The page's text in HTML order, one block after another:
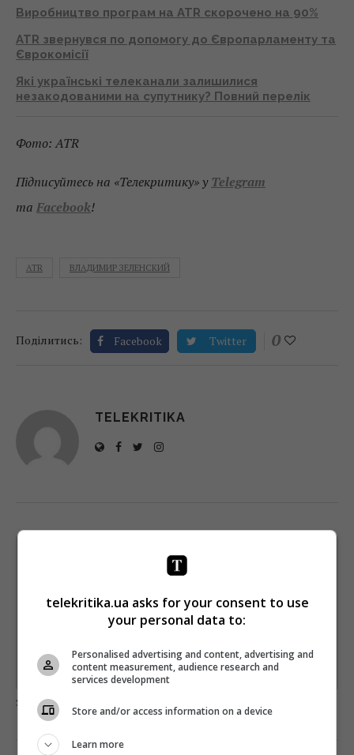
Виробництво програм на ATR скорочено на 90%
ATR звернувся по допомогу до Європарламенту та
Єврокомісії
Які українські телеканали залишилися
незакодованими на супутнику? Повний перелік
Фото: ATR
Підписуйтесь на «Телекритику» у Telegram
та Facebook!
ATR ВЛАДИМИР ЗЕЛЕНСКИЙ
Поділитись: Facebook Twitter 0
TELEKRITIKA
Щотижневий лист з найцікавішим.
!
Підпишіться ще раз, якщо не отримуєте від нас листи
Предоставлено SendPulse
загрузка...
telekritika.ua asks for your consent to use
your personal data to:
Personalised advertising and content, advertising and
content measurement, audience research and
services development
Store and/or access information on a device
Learn more